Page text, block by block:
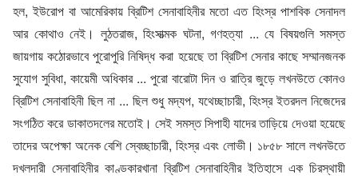
হল, ইউরোপ বা আমেরিকায় ব্রিটিশ সেনাবাহিনীর মতো এত হিংস্র পাশবিক সেনাদল
আর কোথাও নেই। লুঠতরাজ, হিংসাত্মক ঘটনা, গণহত্যা ... যে বিষয়গুলি সমস্ত
জায়গায় কঠোরভাবে পুরোপুরি নিষিদ্ধ করা হয়েছে তা ব্রিটিশ সেনার কাছে সম্মানজনক
সুযোগ সুবিধা, কায়েমী অধিকার ... পুরো বারোটা দিন ও রাত্রি জুড়ে লখনউতে কোনও
ব্রিটিশ সেনাবাহিনী ছিল না ... ছিল শুধু মদ্যপ, যথেচ্ছাচারী, হিংস্র ইতরদল নিজেদের
সংগঠিত করে ডাকাতদলের মতোই। সেই সমস্ত সিপাহী যাদের তাড়িয়ে দেওয়া হয়েছে
তাদের অপেক্ষা অনেক বেশি স্বেচ্ছাচারী, হিংস্র এবং লোভী। ১৮৫৮ সালে লখনউতে
দখলদারী সেনাবাহিনীর কাণ্ডকারখানা ব্রিটিশ সেনাবাহিনীর ইতিহাসে এক চিরস্থায়ী